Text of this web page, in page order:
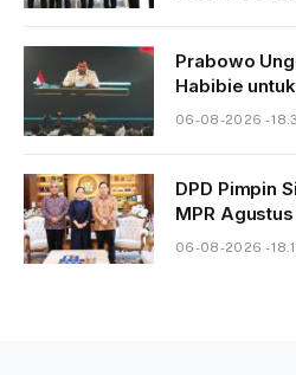
Prabowo
Habibie
06-08-2026 -
DPD Pimpin
MPR
06-08-2026 -